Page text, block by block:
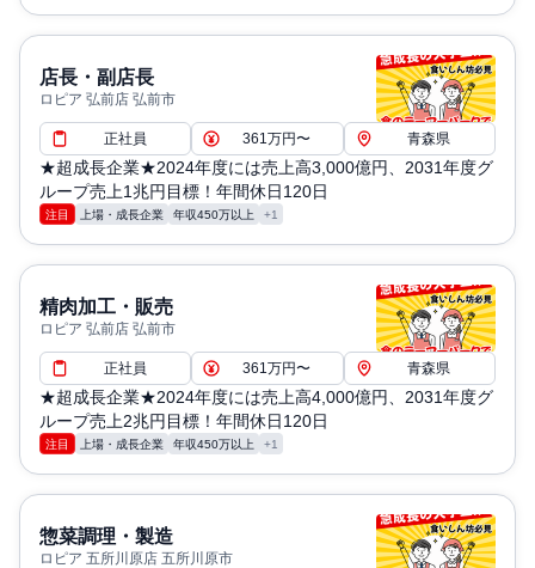
店長・副店長
ロピア 弘前店 弘前市
正社員 361万円〜 青森県
★超成長企業★2024年度には売上高3,000億円、2031年度グ
ループ売上1兆円目標！年間休日120日
注目 上場・成長企業 年収450万以上 +1
精肉加工・販売
ロピア 弘前店 弘前市
正社員 361万円〜 青森県
★超成長企業★2024年度には売上高4,000億円、2031年度グ
ループ売上2兆円目標！年間休日120日
注目 上場・成長企業 年収450万以上 +1
惣菜調理・製造
ロピア 五所川原店 五所川原市